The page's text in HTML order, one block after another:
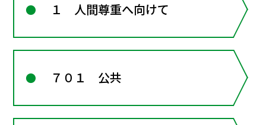
１ 人間尊重へ向けて
７０１ 公共